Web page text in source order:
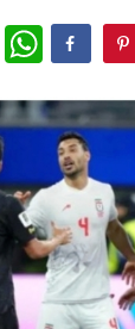
WhatsApp